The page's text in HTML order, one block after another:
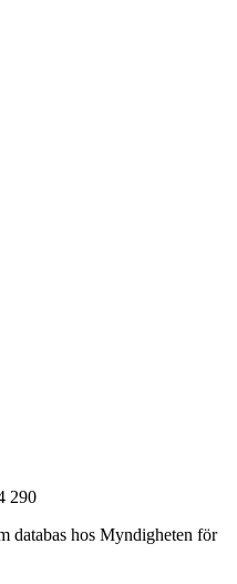
290
databas hos Myndigheten för